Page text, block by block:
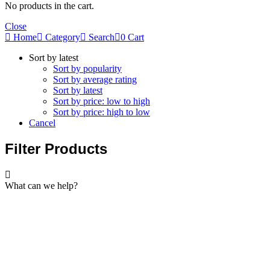
No products in the cart.
Close
Home
Category Search 0 Cart
Sort by latest
Sort by popularity
Sort by average rating
Sort by latest
Sort by price: low to high
Sort by price: high to low
Cancel
Filter Products
What can we help?